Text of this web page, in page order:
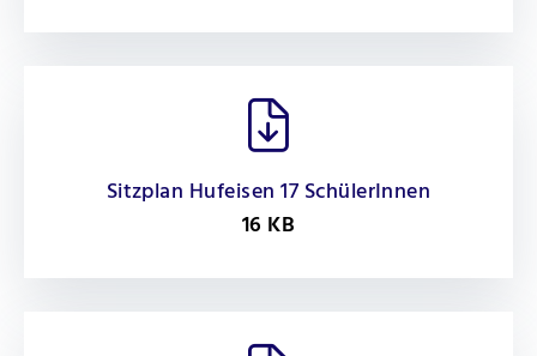
Sitzplan Hufeisen 17 SchülerInnen
16 KB